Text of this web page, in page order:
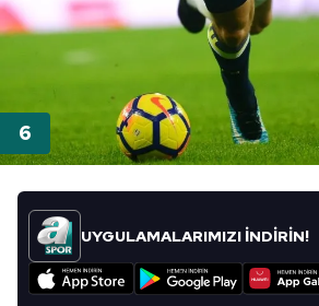
UYGULAMALARIMIZI İNDİRİN!